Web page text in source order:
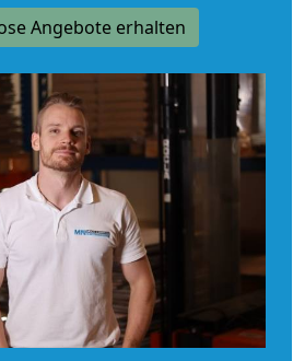
Angebote erhalten